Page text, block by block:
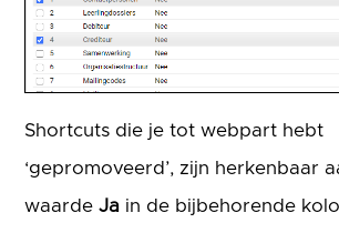
Shortcuts die je tot webpart hebt
‘gepromoveerd’, zijn herkenbaar
waardeJa in de bijbehorende